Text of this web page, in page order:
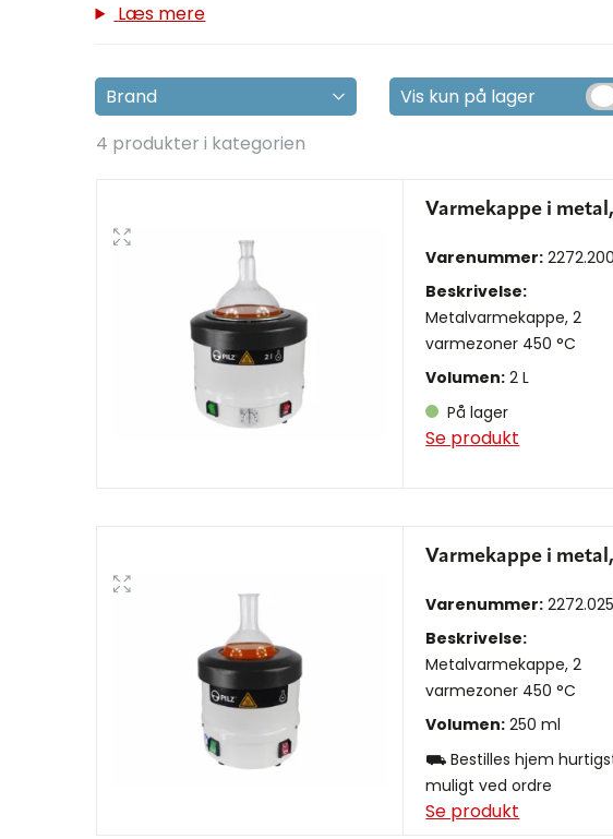
Læs mere
Vis kun på lager
4 produkter i kategorien
Varmekappe i metal,
Varenummer:
Beskrivelse:
Metalvarmekappe, 2
varmezoner 450 °C
Volumen: 2 L
På lager
Se produkt
Varmekappe i metal,
Varenummer:
Beskrivelse:
Metalvarmekappe, 2
varmezoner 450 °C
Volumen: 250 ml
⛟ Bestilles hjem
muligt ved ordre
Se produkt